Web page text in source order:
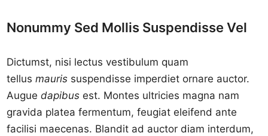
Nonummy Sed Mollis Suspendisse Vel
Dictumst, nisi lectus vestibulum quam
tellusmauris suspendisse imperdiet ornare auctor.
Auguedapibus est. Montes ultricies magna nam
gravida platea fermentum, feugiat eleifend ante
facilisi maecenas. Blandit ad auctor diam interdum,